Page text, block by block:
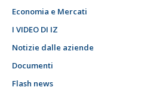
Economia e Mercati
I VIDEO DI IZ
Notizie dalle aziende
Documenti
Flash news